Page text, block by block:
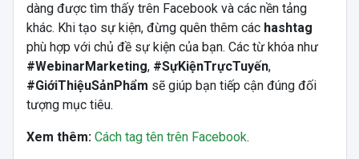
dàng được tìm thấy trên Facebook và các nền tảng
khác. Khi tạo sự kiện, đừng quên thêm các hashtag
phù hợp với chủ đề sự kiện của bạn. Các từ khóa như
#WebinarMarketing, #SựKiệnTrựcTuyến,
#GiớiThiệuSảnPhẩm sẽ giúp bạn tiếp cận đúng đối
tượng mục tiêu.
Xem thêm: Cách tag tên trên Facebook.